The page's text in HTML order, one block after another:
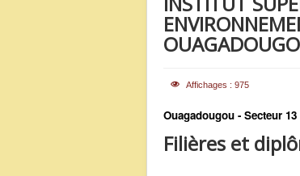
Affichages : 975
Ouagadougou - Secteur 13
Filières et